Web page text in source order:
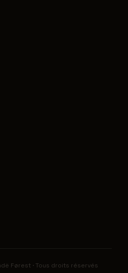
Førest · Tous droits réservés